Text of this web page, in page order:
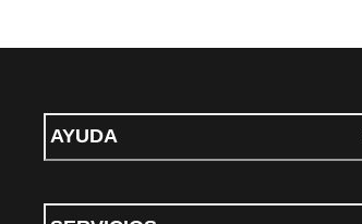
AYUDA